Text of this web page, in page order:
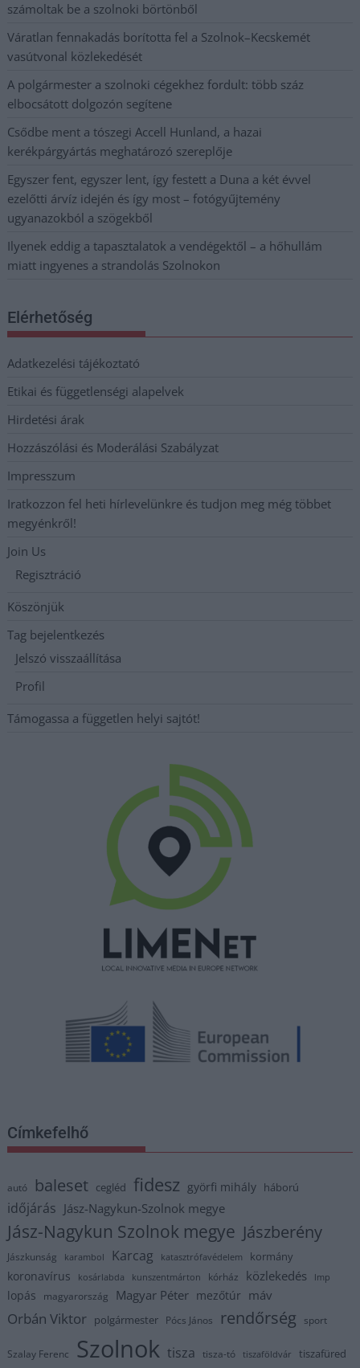
számoltak be a szolnoki börtönből
Váratlan fennakadás borította fel a Szolnok–Kecskemét
vasútvonal közlekedését
A polgármester a szolnoki cégekhez fordult: több száz
elbocsátott dolgozón segítene
Csődbe ment a tószegi Accell Hunland, a hazai
kerékpárgyártás meghatározó szereplője
Egyszer fent, egyszer lent, így festett a Duna a két évvel
ezelőtti árvíz idején és így most – fotógyűjtemény
ugyanazokból a szögekből
Ilyenek eddig a tapasztalatok a vendégektől – a hőhullám
miatt ingyenes a strandolás Szolnokon
Elérhetőség
Adatkezelési tájékoztató
Etikai és függetlenségi alapelvek
Hirdetési árak
Hozzászólási és Moderálási Szabályzat
Impresszum
Iratkozzon fel heti hírlevelünkre és tudjon meg még többet
megyénkről!
Join Us
Regisztráció
Köszönjük
Tag bejelentkezés
Jelszó visszaállítása
Profil
Támogassa a független helyi sajtót!
Címkefelhő
autó baleset cegléd fidesz györfi mihály háború
időjárás Jász-Nagykun-Szolnok megye
Jász-Nagykun Szolnok megye Jászberény
Jászkunság karambol Karcag katasztrófavédelem kormány
koronavírus kosárlabda kunszentmárton kórház közlekedés lmp
lopás magyarország Magyar Péter mezőtúr máv
Orbán Viktor polgármester Pócs János rendőrség sport
Szalay Ferenc Szolnok tisza tisza-tó tiszaföldvár tiszafüred